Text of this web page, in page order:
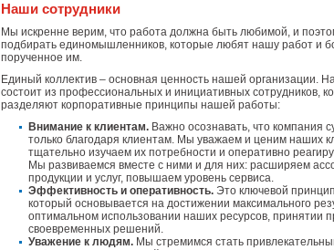
Наши сотрудники
Мы искренне верим, что работа должна быть любимой, и
подбирать единомышленников, которые любят нашу работ и
порученное им.
Единый коллектив – основная ценность нашей организации.
состоит из профессиональных и инициативных сотрудников,
разделяют корпоративные принципы нашей работы:
Внимание к клиентам.Важно осознавать, что компания
только благодаря клиентам. Мы уважаем и ценим наших
тщательно изучаем их потребности и оперативно
Мы развиваемся вместе с ними и для них: расширяем
продукции и услуг, повышаем уровень сервиса.
Эффективность и оперативность.Это ключевой
который основывается на достижении максимального
оптимальном использовании наших ресурсов, принятии
своевременных решений.
Уважение к людям.Мы стремимся стать